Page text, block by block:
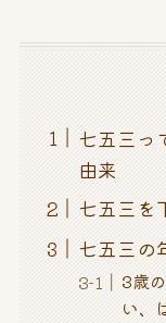
七五三っ
由来
七五三を
七五三の
3歳
い、